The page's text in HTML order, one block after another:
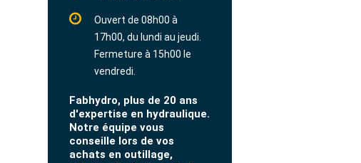
Ouvert de 08h00 à
17h00, du lundi au jeudi.
Fermeture à 15h00 le
vendredi.
Fabhydro, plus de 20 ans
d'expertise en hydraulique.
Notre équipe vous
conseille lors de vos
achats en outillage,